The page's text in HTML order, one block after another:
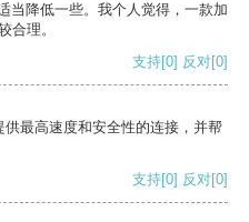
当降低一些。我个人觉得，一款加
合理。
支持[0] 反对[0]
最高速度和安全性的连接，并帮
支持[0] 反对[0]